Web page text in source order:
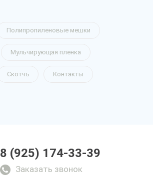
Полипропиленовые мешки
Мульчирующая пленка
Скотчъ Контакты
8 (925) 174-33-39
Заказать звонок